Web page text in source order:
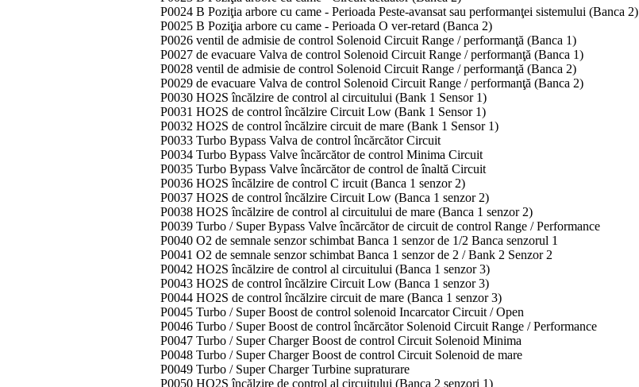
P0024 B Poziţia arbore cu came - Perioada Peste-avansat sau performanţei sistemului (Banca 2)
P0025 B Poziţia arbore cu came - Perioada O ver-retard (Banca 2)
P0026 ventil de admisie de control Solenoid Circuit Range / performanţă (Banca 1)
P0027 de evacuare Valva de control Solenoid Circuit Range / performanţă (Banca 1)
P0028 ventil de admisie de control Solenoid Circuit Range / performanţă (Banca 2)
P0029 de evacuare Valva de control Solenoid Circuit Range / performanţă (Banca 2)
P0030 HO2S încălzire de control al circuitului (Bank 1 Sensor 1)
P0031 HO2S de control încălzire Circuit Low (Bank 1 Sensor 1)
P0032 HO2S de control încălzire circuit de mare (Bank 1 Sensor 1)
P0033 Turbo Bypass Valva de control încărcător Circuit
P0034 Turbo Bypass Valve încărcător de control Minima Circuit
P0035 Turbo Bypass Valve încărcător de control de înaltă Circuit
P0036 HO2S încălzire de control C ircuit (Banca 1 senzor 2)
P0037 HO2S de control încălzire Circuit Low (Banca 1 senzor 2)
P0038 HO2S încălzire de control al circuitului de mare (Banca 1 senzor 2)
P0039 Turbo / Super Bypass Valve încărcător de circuit de control Range / Performance
P0040 O2 de semnale senzor schimbat Banca 1 senzor de 1/2 Banca senzorul 1
P0041 O2 de semnale senzor schimbat Banca 1 senzor de 2 / Bank 2 Senzor 2
P0042 HO2S încălzire de control al circuitului (Banca 1 senzor 3)
P0043 HO2S de control încălzire Circuit Low (Banca 1 senzor 3)
P0044 HO2S de control încălzire circuit de mare (Banca 1 senzor 3)
P0045 Turbo / Super Boost de control solenoid Incarcator Circuit / Open
P0046 Turbo / Super Boost de control încărcător Solenoid Circuit Range / Performance
P0047 Turbo / Super Charger Boost de control Circuit Solenoid Minima
P0048 Turbo / Super Charger Boost de control Circuit Solenoid de mare
P0049 Turbo / Super Charger Turbine supraturare
P0050 HO2S încălzire de control al circuitului (Banca 2 senzori 1)